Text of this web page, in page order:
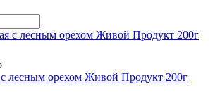
лесным орехом Живой Продукт 200г